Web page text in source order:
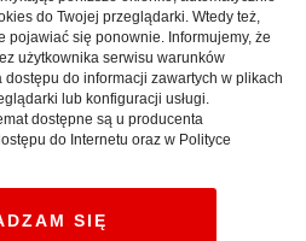
do Twojej przeglądarki. Wtedy też,
pojawiać się ponownie. Informujemy, że
użytkownika serwisu warunków
do informacji zawartych w plikach
lub konfiguracji usługi.
dostępne są u producenta
do Internetu oraz w Polityce
SIĘ